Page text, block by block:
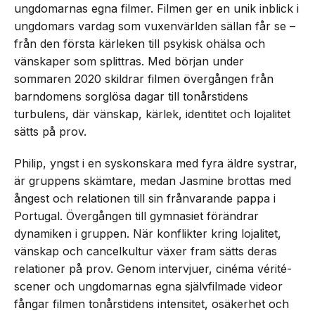
ungdomarnas egna filmer. Filmen ger en unik inblick i
ungdomars vardag som vuxenvärlden sällan får se –
från den första kärleken till psykisk ohälsa och
vänskaper som splittras. Med början under
sommaren 2020 skildrar filmen övergången från
barndomens sorglösa dagar till tonårstidens
turbulens, där vänskap, kärlek, identitet och lojalitet
sätts på prov.
Philip, yngst i en syskonskara med fyra äldre systrar,
är gruppens skämtare, medan Jasmine brottas med
ångest och relationen till sin frånvarande pappa i
Portugal. Övergången till gymnasiet förändrar
dynamiken i gruppen. När konflikter kring lojalitet,
vänskap och cancelkultur växer fram sätts deras
relationer på prov. Genom intervjuer, cinéma vérité-
scener och ungdomarnas egna självfilmade videor
fångar filmen tonårstidens intensitet, osäkerhet och